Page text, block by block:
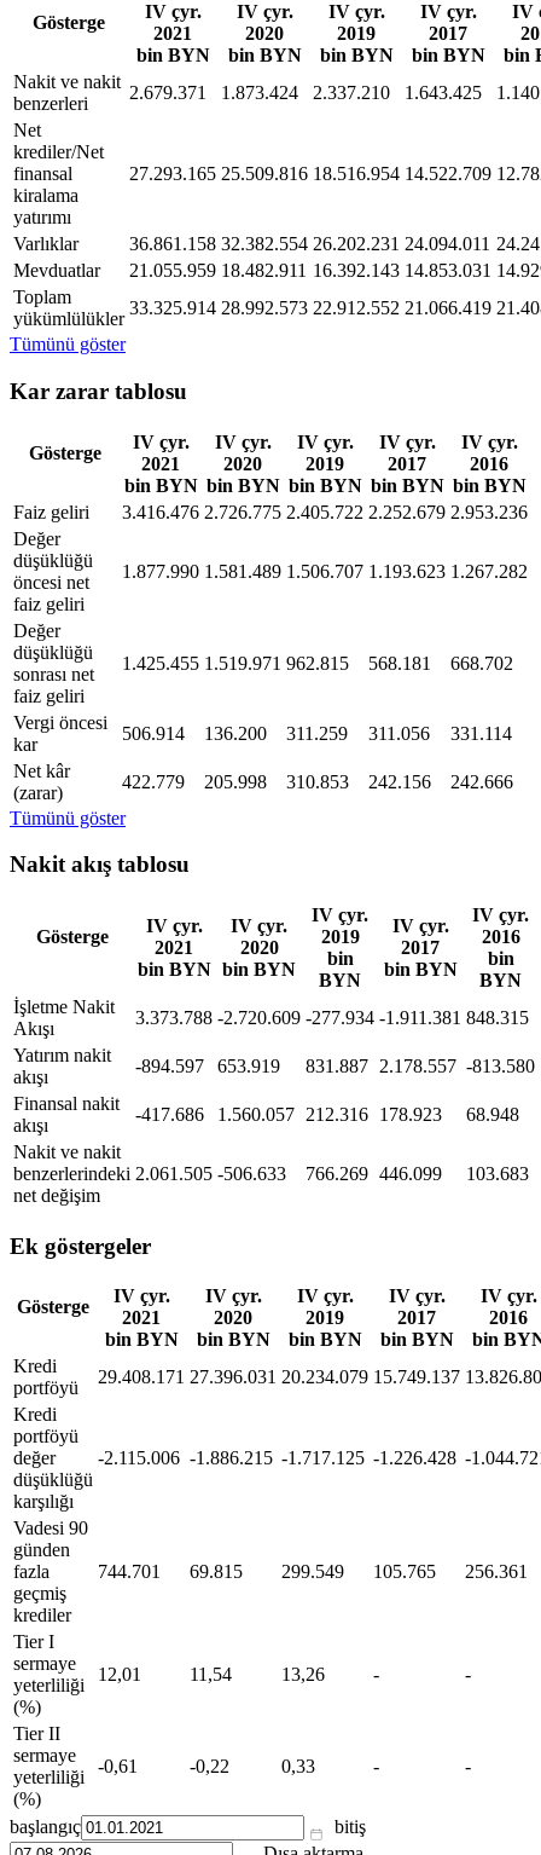
Gösterge
IV çyr.
2021
bin BYN
IV çyr.
2020
bin BYN
IV çyr.
2019
bin BYN
IV çyr.
2017
bin BYN
IV
bin
Nakit ve nakit
benzerleri
2.679.371 1.873.424 2.337.210 1.643.425
Net
krediler/Net
finansal
kiralama
yatırımı
27.293.165 25.509.816 18.516.954 14.522.709
Varlıklar 36.861.158 32.382.554 26.202.231 24.094.011
Mevduatlar
21.055.959 18.482.911 16.392.143 14.853.031
Toplam
yükümlülükler
33.325.914 28.992.573 22.912.552 21.066.419
Tümünü göster
Kar zarar tablosu
Gösterge
IV çyr.
2021
bin BYN
IV çyr.
2020
bin BYN
IV çyr.
2019
bin BYN
IV çyr.
2017
bin BYN
IV çyr.
2016
bin BYN
Faiz geliri
3.416.476 2.726.775 2.405.722 2.252.679 2.953.236
Değer
düşüklüğü
öncesi net
faiz geliri
1.877.990 1.581.489 1.506.707 1.193.623 1.267.282
Değer
düşüklüğü
sonrası net
faiz geliri
1.425.455 1.519.971 962.815 568.181 668.702
Vergi öncesi
kar
506.914 136.200 311.259 311.056
331.114
Net kâr
(zarar)
422.779 205.998 310.853 242.156
242.666
Tümünü göster
Nakit akış tablosu
Gösterge
IV çyr.
2021
bin BYN
IV çyr.
2020
bin BYN
IV çyr.
2019
bin
BYN
IV çyr.
2017
bin BYN
IV çyr.
2016
bin
BYN
İşletme Nakit
Akışı
3.373.788 -2.720.609 -277.934 -1.911.381 848.315
Yatırım nakit
akışı
-894.597 653.919 831.887 2.178.557 -813.580
Finansal nakit
akışı
-417.686 1.560.057 212.316 178.923
68.948
Nakit ve nakit
benzerlerindeki
net değişim
2.061.505 -506.633 766.269 446.099 103.683
Ek göstergeler
Gösterge
IV çyr.
2021
bin BYN
IV çyr.
2020
bin BYN
IV çyr.
2019
bin BYN
IV çyr.
2017
bin BYN
IV çyr.
2016
bin
Kredi
portföyü
29.408.171 27.396.031 20.234.079 15.749.137
Kredi
portföyü
değer
düşüklüğü
karşılığı
-2.115.006 -1.886.215 -1.717.125 -1.226.428 -
Vadesi 90
günden
fazla
geçmiş
krediler
744.701 69.815 299.549 105.765 256.361
Tier I
sermaye
yeterliliği
(%)
12,01 11,54 13,26 - -
Tier II
sermaye
yeterliliği
(%)
-0,61 -0,22 0,33 - -
başlangıç
bitiş